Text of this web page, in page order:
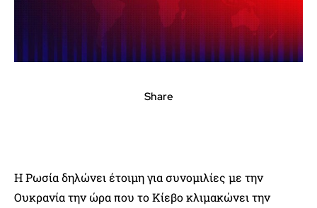
Share
Η Ρωσία δηλώνει έτοιμη για συνομιλίες με την
Ουκρανία την ώρα που το Κίεβο κλιμακώνει την